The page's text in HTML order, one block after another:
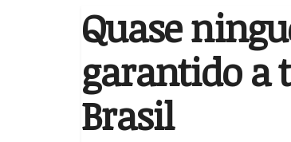
Quase
garantido a
Brasil